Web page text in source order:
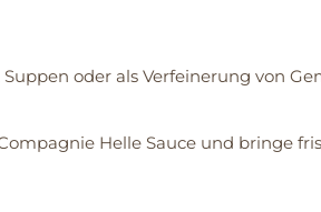
oder als Verfeinerung von
Helle Sauce und bringe